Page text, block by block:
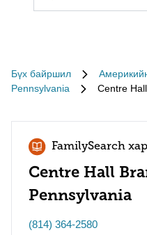
Бүх байршил
Pennsylvania
Centre Hall
FamilySearch
Centre Hall
Pennsylvania
(814) 364-2580